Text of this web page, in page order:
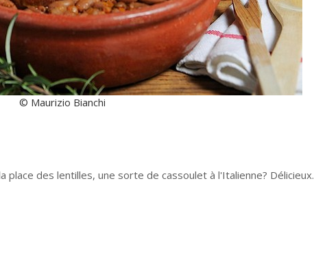
© Maurizio Bianchi
place des lentilles, une sorte de cassoulet à l'Italienne? Délicieux.